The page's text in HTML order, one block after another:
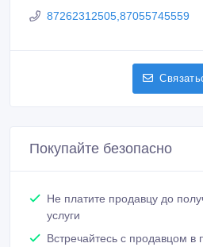
87262312505,87055745559
Покупайте безопасно
Не платите продавцу до
услуги
Встречайтесь с продавцом в